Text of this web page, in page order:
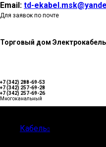
Email: td-
Для заявок по почте
Торговый дом Электрокабель
+7 (342) 288-69-53
+7 (342) 257-69-28
+7 (342) 257-69-26
Многоканальный
Кабель